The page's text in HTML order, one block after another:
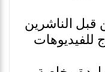
قبل الناشرين
للفيديوهات